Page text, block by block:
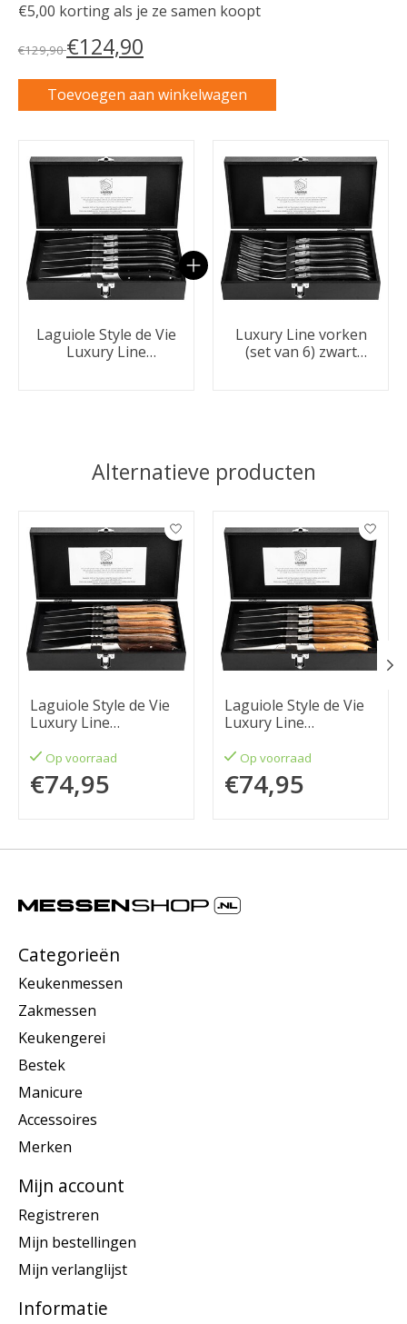
€5,00 korting als je ze samen koopt
€129,90€124,90
Toevoegen aan winkelwagen
Laguiole Style de Vie
Luxury Line
Luxury Line vorken
(set van 6) zwart
Alternatieve producten
Items van productcarrousel
Laguiole Style de Vie
Luxury Line
delig gemengd hout
Op voorraad
€74,95
Laguiole Style de Vie
Luxury Line
delig olijfhout
Op voorraad
€74,95
Categorieën
Keukenmessen
Zakmessen
Keukengerei
Bestek
Manicure
Accessoires
Merken
Mijn account
Registreren
Mijn bestellingen
Mijn verlanglijst
Informatie